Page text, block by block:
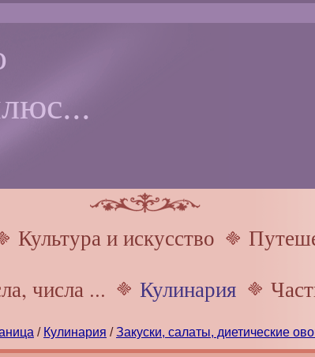
Культура и искусство
числа ... Кулинария
/ Кулинария /Закуски, салаты, диетические